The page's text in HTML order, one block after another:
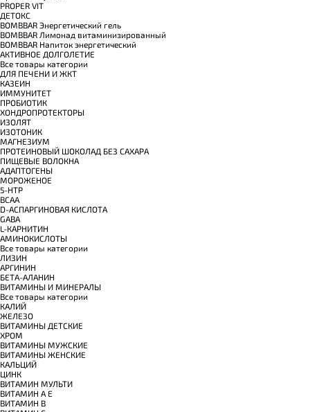
PROPER VIT
ДЕТОКС
BOMBBAR Энергетический гель
BOMBBAR Лимонад витаминизированный
BOMBBAR Напиток энергетический
АКТИВНОЕ ДОЛГОЛЕТИЕ
Все товары категории
ДЛЯ ПЕЧЕНИ И ЖКТ
КАЗЕИН
ИММУНИТЕТ
ПРОБИОТИК
ХОНДРОПРОТЕКТОРЫ
ИЗОЛЯТ
ИЗОТОНИК
МАГНЕЗИУМ
ПРОТЕИНОВЫЙ ШОКОЛАД БЕЗ САХАРА
ПИЩЕВЫЕ ВОЛОКНА
АДАПТОГЕНЫ
МОРОЖЕНОЕ
5-HTP
BCAA
D-АСПАРГИНОВАЯ КИСЛОТА
GABA
L-КАРНИТИН
АМИНОКИСЛОТЫ
Все товары категории
ЛИЗИН
АРГИНИН
БЕТА-АЛАНИН
ВИТАМИНЫ И МИНЕРАЛЫ
Все товары категории
КАЛИЙ
ЖЕЛЕЗО
ВИТАМИНЫ ДЕТСКИЕ
ХРОМ
ВИТАМИНЫ МУЖСКИЕ
ВИТАМИНЫ ЖЕНСКИЕ
КАЛЬЦИЙ
ЦИНК
ВИТАМИН МУЛЬТИ
ВИТАМИН A E
ВИТАМИН B